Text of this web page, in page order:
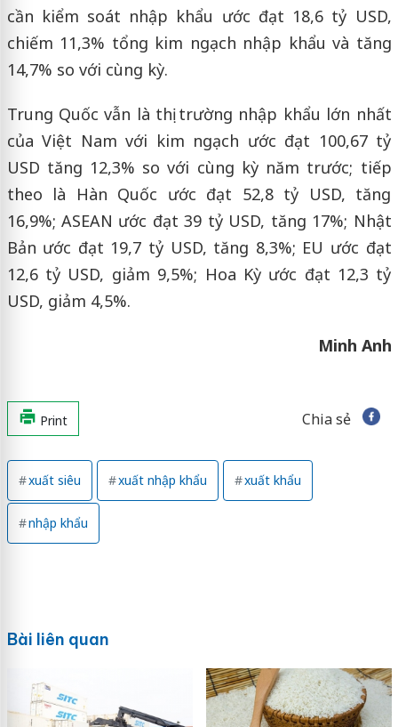
cần kiểm soát nhập khẩu ước đạt 18,6 tỷ USD,
chiếm 11,3% tổng kim ngạch nhập khẩu và tăng
14,7% so với cùng kỳ.
Trung Quốc vẫn là thị trường nhập khẩu lớn nhất
của Việt Nam với kim ngạch ước đạt 100,67 tỷ
USD tăng 12,3% so với cùng kỳ năm trước; tiếp
theo là Hàn Quốc ước đạt 52,8 tỷ USD, tăng
16,9%; ASEAN ước đạt 39 tỷ USD, tăng 17%; Nhật
Bản ước đạt 19,7 tỷ USD, tăng 8,3%; EU ước đạt
12,6 tỷ USD, giảm 9,5%; Hoa Kỳ ước đạt 12,3 tỷ
USD, giảm 4,5%.
Minh Anh
Print Chia sẻ
xuất siêu xuất nhập khẩu xuất khẩu
nhập khẩu
Bài liên quan